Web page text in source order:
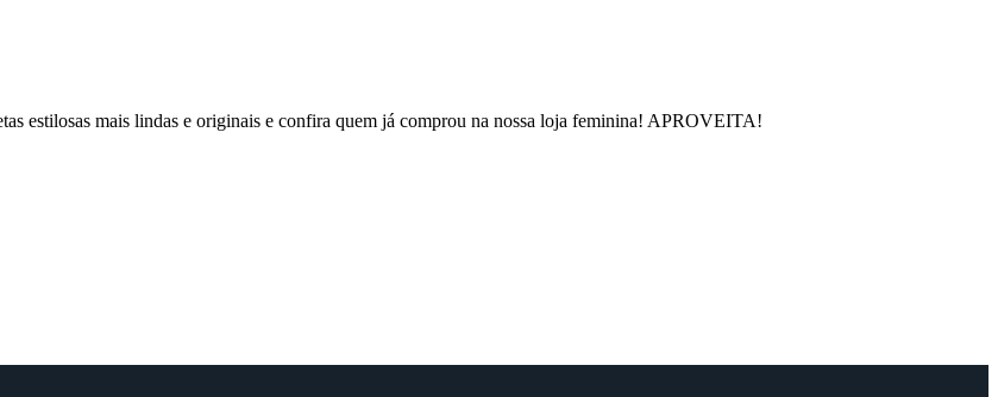
estilosas mais lindas e originais e confira quem já comprou na nossa loja feminina! APROVEITA!